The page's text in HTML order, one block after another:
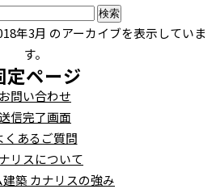
年3月 のアーカイブを表示していま
す。
定ページ
お問い合わせ
信完了画面
くあるご質問
リスについて
築 カナリスの強み